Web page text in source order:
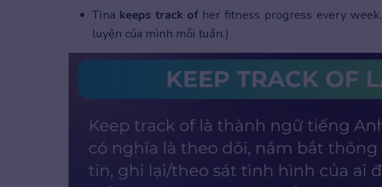
Tina keeps track of her fitness progress every
luyện của mình mỗi tuần.)